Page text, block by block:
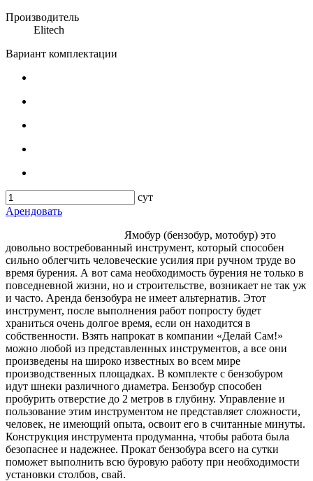
Производитель
Elitech
Вариант комплектации
сут
Арендовать
Ямобур (бензобур, мотобур) это
довольно востребованный инструмент, который способен
сильно облегчить человеческие усилия при ручном труде во
время бурения. А вот сама необходимость бурения не только в
повседневной жизни, но и строительстве, возникает не так уж
и часто. Аренда бензобура не имеет альтернатив. Этот
инструмент, после выполнения работ попросту будет
храниться очень долгое время, если он находится в
собственности. Взять напрокат в компании «Делай Сам!»
можно любой из представленных инструментов, а все они
произведены на широко известных во всем мире
производственных площадках. В комплекте с бензобуром
идут шнеки различного диаметра. Бензобур способен
пробурить отверстие до 2 метров в глубину. Управление и
пользование этим инструментом не представляет сложности,
человек, не имеющий опыта, освоит его в считанные минуты.
Конструкция инструмента продуманна, чтобы работа была
безопаснее и надежнее. Прокат бензобура всего на сутки
поможет выполнить всю буровую работу при необходимости
установки столбов, свай.